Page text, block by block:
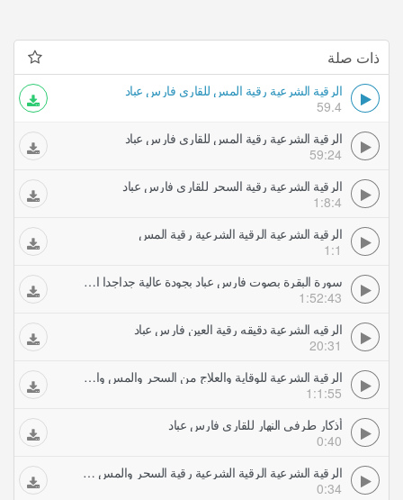
ذات صلة
الرقية الشرعية رقية المس للقارى فارس عباد
59.4
الرقية الشرعية رقية المس للقارى فارس عباد
59:24
الرقية الشرعية رقية السحر للقارى فارس عباد
1:8:4
الرقية الشرعية الرقية الشرعية رقية المس
1:1
سورة البقرة بصوت فارس عباد بجودة عالية جداجدا الرقية الشرعية
1:52:43
الرقيه الشرعية دقيقه رقية العين فارس عباد
20:31
الرقية الشرعية للوقاية والعلاج من السحر والمس والعين والحسد بصوت الشيخ فارس عباد
1:1:55
أذكار طرفي النهار للقارى فارس عباد
0:40
الرقية الشرعية الرقية الشرعية رقية السحر والمس كاملة
0:34